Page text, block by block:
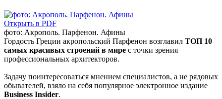
Открыть в PDF
фото: Акрополь. Парфенон. Афины
Гордость Греции акропольский Парфенон возглавил ТОП 10
самых красивых строений в мире с точки зрения
профессиональных архитекторов.
Задачу поинтересоваться мнением специалистов, а не рядовых
обывателей, взяло на себя популярное электронное издание
Business Insider.